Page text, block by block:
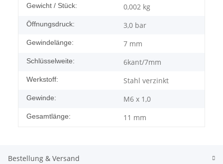
Gewicht / Stück: 0,002 kg
Öffnungsdruck: 3,0 bar
Gewindelänge: 7 mm
Schlüsselweite: 6kant/7mm
Werkstoff: Stahl verzinkt
Gewinde: M6 x 1,0
Gesamtlänge: 11 mm
Bestellung & Versand